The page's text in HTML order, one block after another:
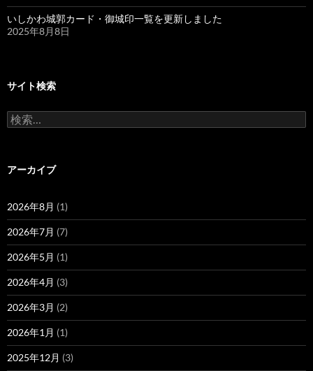
いしかわ城郭カード・御城印一覧を更新しました
2025年8月8日
サイト検索
検
索:
アーカイブ
2026年8月 (1)
2026年7月 (7)
2026年5月 (1)
2026年4月 (3)
2026年3月 (2)
2026年1月 (1)
2025年12月 (3)